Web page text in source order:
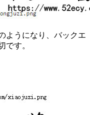
ようになり、バックエ
です。